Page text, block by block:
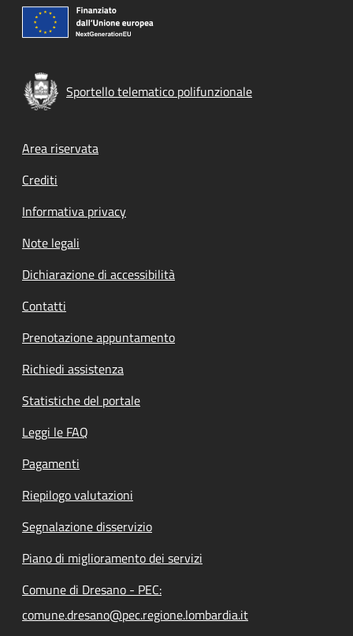
Sportello telematico polifunzionale
Footer menu
Area riservata
Crediti
Informativa privacy
Note legali
Dichiarazione di accessibilità
Contatti
Prenotazione appuntamento
Richiedi assistenza
Statistiche del portale
Leggi le FAQ
Pagamenti
Riepilogo valutazioni
Segnalazione disservizio
Piano di miglioramento dei servizi
Comune di Dresano - PEC:
comune.dresano@pec.regione.lombardia.it